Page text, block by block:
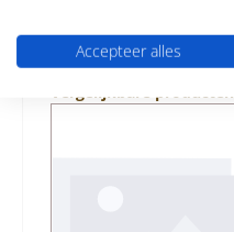
Vergelijkbare producten
Accepteer alles